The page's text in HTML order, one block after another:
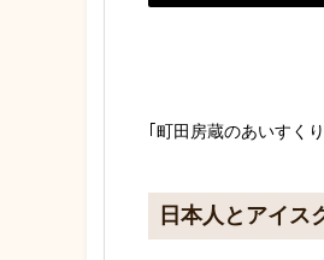
｢町田房蔵のあいすく
日本人とアイス